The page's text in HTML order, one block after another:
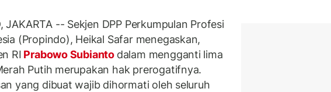
JAKARTA -- Sekjen DPP Perkumpulan Profesi
(Propindo), Heikal Safar menegaskan,
RI Prabowo Subianto dalam mengganti lima
Putih merupakan hak prerogatifnya.
yang dibuat wajib dihormati oleh seluruh